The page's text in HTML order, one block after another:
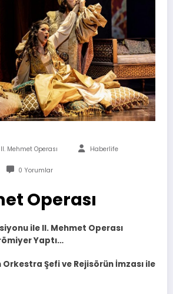
II. Mehmet Operası Haberlife
0 Yorumlar
Operası
ile II. Mehmet Operası
Yaptı…
Şefi ve Rejisörün İmzası ile